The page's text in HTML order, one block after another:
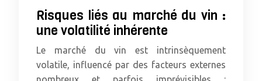
Risques liés au marché du vin :
une volatilité inhérente
Le marché du vin est intrinsèquement
volatile, influencé par des facteurs externes